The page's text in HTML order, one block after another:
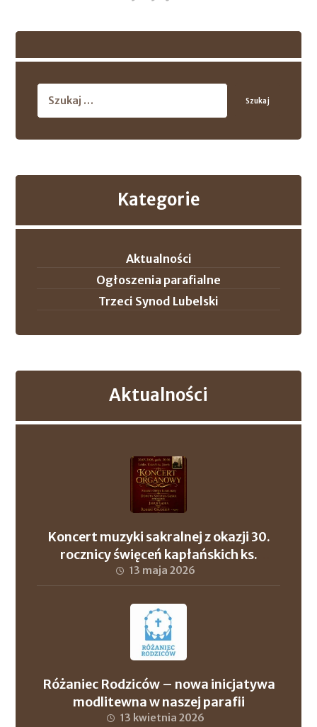
Szukaj
Kategorie
Aktualności
Ogłoszenia parafialne
Trzeci Synod Lubelski
Aktualności
Koncert muzyki sakralnej z okazji 30.
rocznicy święceń kapłańskich ks.
proboszcza Andrzeja Szuleja oraz ks. dr.
13 maja 2026
Różaniec Rodziców – nowa inicjatywa
modlitewna w naszej parafii
13 kwietnia 2026